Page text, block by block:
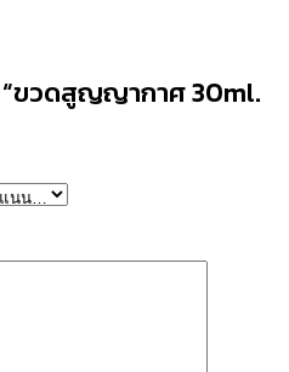
ขวดสูญญากาศ 30ml.